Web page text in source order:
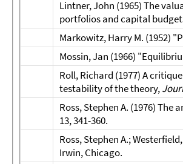
Lintner, John (1965) The
portfolios and capital
Markowitz, Harry M. (1952)
Mossin, Jan (1966)
Roll, Richard (1977) A
testability of the theory,
Ross, Stephen A. (1976)
13, 341-360.
Ross, Stephen A.;
Irwin, Chicago.